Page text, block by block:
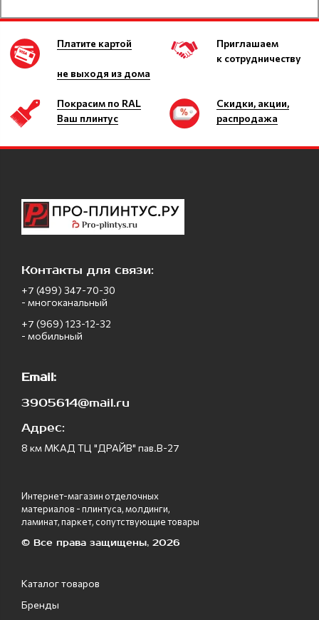
Платите картой
не выходя из дома
Приглашаем
к сотрудничеству
Покрасим по RAL
Ваш плинтус
Скидки, акции,
распродажа
Контакты для связи:
+7 (499) 347-70-30
- многоканальный
+7 (969) 123-12-32
- мобильный
Email:
3905614@mail.ru
Адрес:
8 км МКАД ТЦ "ДРАЙВ" пав.В-27
Интернет-магазин отделочных
материалов - плинтуса, молдинги,
ламинат, паркет, сопутствующие товары
© Все права защищены, 2026
Каталог товаров
Бренды